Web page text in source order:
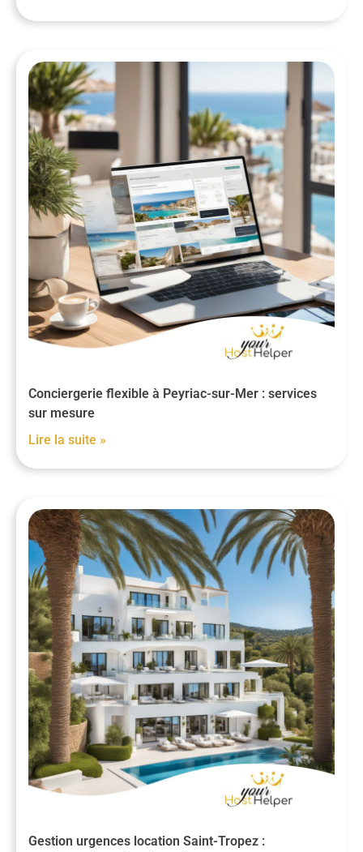
Conciergerie flexible à Peyriac-sur-Mer : services
sur mesure
Lire la suite »
Gestion urgences location Saint-Tropez :